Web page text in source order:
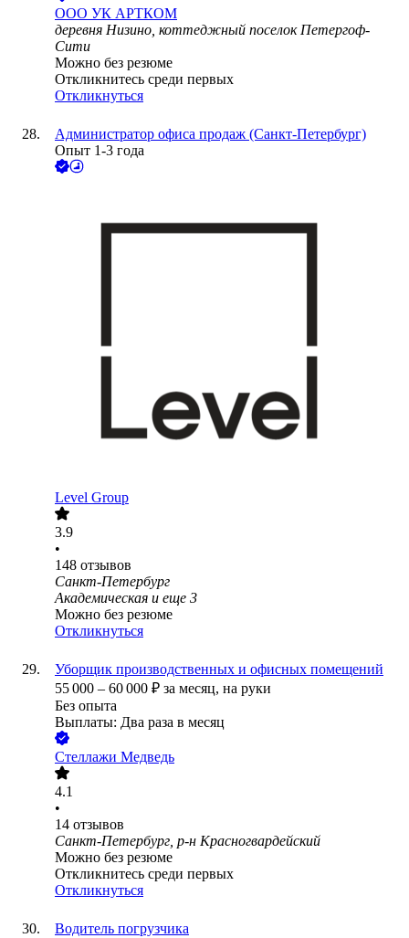
ООО УК АРТКОМ
деревня Низино, коттеджный поселок Петергоф-
Сити
Можно без резюме
Откликнитесь среди первых
Откликнуться
Администратор офиса продаж (Санкт-Петербург)
Опыт 1-3 года
Level Group
3.9
•
148 отзывов
Санкт-Петербург
Академическая и еще 3
Можно без резюме
Откликнуться
Уборщик производственных и офисных помещений
55 000 – 60 000 ₽ за месяц, на руки
Без опыта
Выплаты: Два раза в месяц
Стеллажи Медведь
4.1
•
14 отзывов
Санкт-Петербург, р-н Красногвардейский
Можно без резюме
Откликнитесь среди первых
Откликнуться
Водитель погрузчика